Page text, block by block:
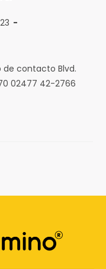
contacto Blvd.
02477 42-2766